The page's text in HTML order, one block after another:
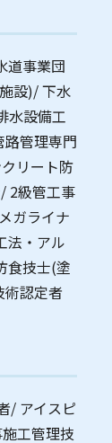
道事業団
設)/ 下水
水設備工
管理専門
リート防
2級管工事
ガライナ
法・アル
食技士(塗
認定者
/ アイスピ
工管理技